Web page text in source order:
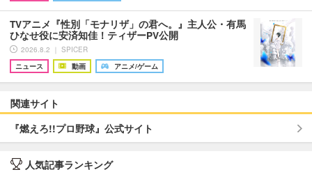
TVアニメ『性別「モナリザ」の君へ。』主人公・有馬
ひなせ役に安済知佳！ティザーPV公開
2026.8.2 ｜ SPICER
ニュース
動画 アニメ/ゲーム
関連サイト
『燃えろ!!プロ野球』公式サイト
人気記事ランキング